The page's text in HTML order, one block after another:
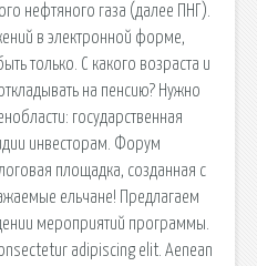
нефтяного газа (далее ПНГ).
в электронной форме,
только. С какого возраста и
на пенсию? Нужно
государственная
инвесторам. Форум
площадка, созданная с
ельчане! Предлагаем
мероприятий программы.
adipiscing elit. Aenean